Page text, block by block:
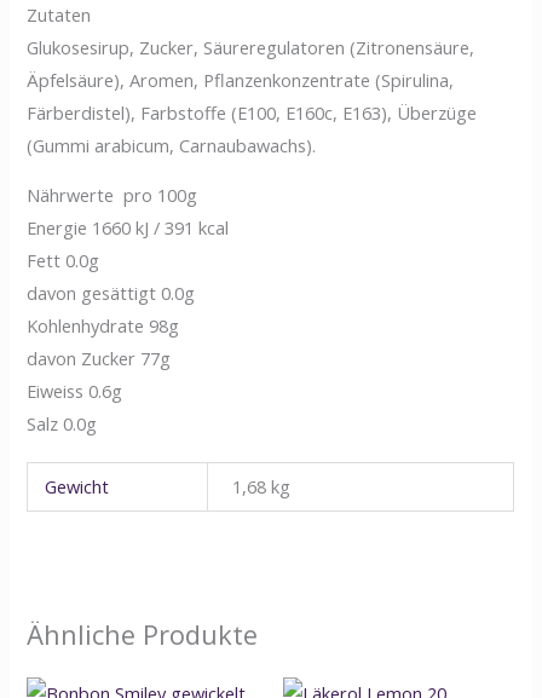
Zutaten
Glukosesirup, Zucker, Säureregulatoren (Zitronensäure,
Äpfelsäure), Aromen, Pflanzenkonzentrate (Spirulina,
Färberdistel), Farbstoffe (E100, E160c, E163), Überzüge
(Gummi arabicum, Carnaubawachs).
Nährwerte pro 100g
Energie 1660 kJ / 391 kcal
Fett 0.0g
davon gesättigt 0.0g
Kohlenhydrate 98g
davon Zucker 77g
Eiweiss 0.6g
Salz 0.0g
Gewicht 1,68 kg
Ähnliche Produkte